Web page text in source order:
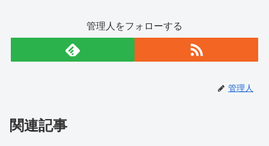
管理人をフォローする
管理人
関連記事